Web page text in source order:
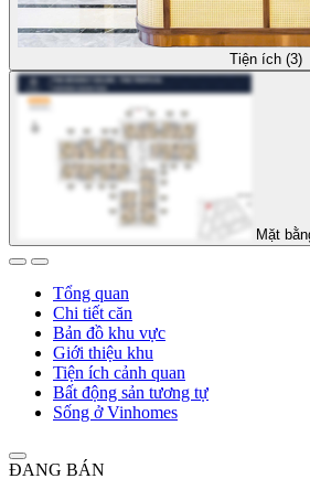
Tiện ích (3)
Mặt
Tổng quan
Chi tiết căn
Bản đồ khu vực
Giới thiệu khu
Tiện ích cảnh quan
Bất động sản tương tự
Sống ở Vinhomes
ĐANG BÁN